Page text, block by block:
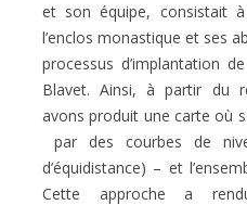
et son équipe, consistait
l’enclos monastique et ses
processus d’implantation
Blavet. Ainsi, à partir du
avons produit une carte où
par des courbes de
d’équidistance) – et
Cette approche a